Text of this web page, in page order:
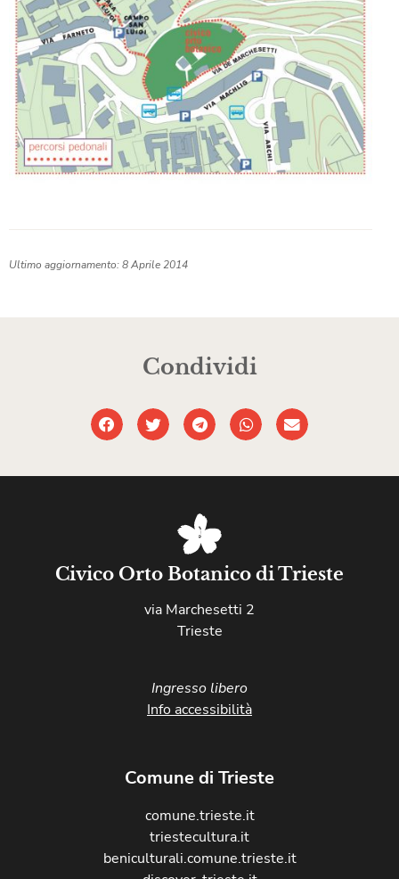
Ultimo aggiornamento: 8 Aprile 2014
Condividi
Civico Orto Botanico di Trieste
via Marchesetti 2
Trieste
Ingresso libero
Info accessibilità
Comune di Trieste
comune.trieste.it
triestecultura.it
beniculturali.comune.trieste.it